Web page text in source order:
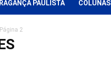
PAULISTA COLUNAS
Página 2